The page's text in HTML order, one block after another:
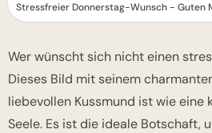
Stressfreier Donnerstag-Wunsch - Guten
Wer wünscht sich nicht einen
Dieses Bild mit seinem
liebevollen Kussmund ist wie eine
Seele. Es ist die ideale Botschaft,